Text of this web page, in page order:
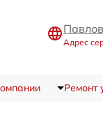
Адрес
Ремонт